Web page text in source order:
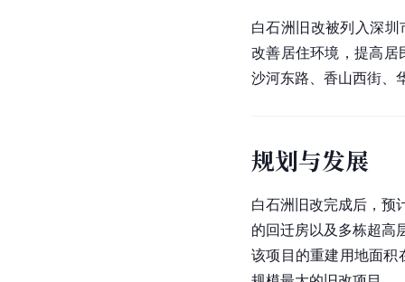
白石洲旧改被列入深
改善居住环境，提高
沙河东路、香山西街、
规划与发展
白石洲旧改完成后，预
的回迁房以及多栋超
该项目的重建用地面积